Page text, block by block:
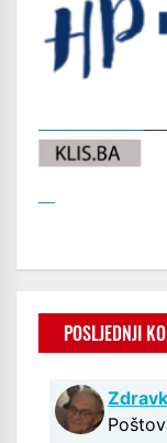
POSLJEDNJI